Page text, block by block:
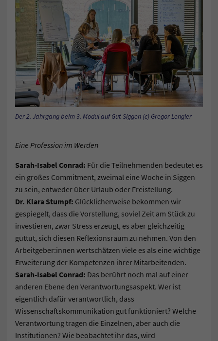
Der 2. Jahrgang beim 3. Modul auf Gut Siggen (c) Gregor Lengler
Eine Profession im Werden
Sarah-Isabel Conrad: Für die Teilnehmenden bedeutet es
ein großes Commitment, zweimal eine Woche in Siggen
zu sein, entweder über Urlaub oder Freistellung.
Dr. Klara Stumpf: Glücklicherweise bekommen wir
gespiegelt, dass die Vorstellung, soviel Zeit am Stück zu
investieren, zwar Stress erzeugt, es aber gleichzeitig
guttut, sich diesen Reflexionsraum zu nehmen. Von den
Arbeitgeber:innen wertschätzen viele es als eine wichtige
Erweiterung der Kompetenzen ihrer Mitarbeitenden.
Sarah-Isabel Conrad: Das berührt noch mal auf einer
anderen Ebene den Verantwortungsaspekt. Wer ist
eigentlich dafür verantwortlich, dass
Wissenschaftskommunikation gut funktioniert? Welche
Verantwortung tragen die Einzelnen, aber auch die
Institutionen? Wie beobachtet ihr das, wird